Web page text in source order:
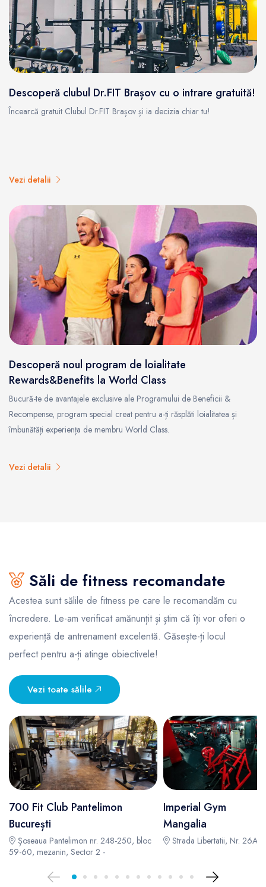
Descoperă clubul Dr.FIT Brașov cu o intrare gratuită!
Încearcă gratuit Clubul Dr.FIT Brașov și ia decizia chiar tu!
Vezi detalii
Descoperă noul program de loialitate
Rewards&Benefits la World Class
Bucură-te de avantajele exclusive ale Programului de Beneficii &
Recompense, program special creat pentru a-ți răsplăti loialitatea și
îmbunătăți experiența de membru World Class.
Vezi detalii
Săli de fitness recomandate
Acestea sunt sălile de fitness pe care le recomandăm cu
încredere. Le-am verificat amănunțit și știm că îți vor oferi o
experiență de antrenament excelentă. Găsește-ți locul
perfect pentru a-ți atinge obiectivele!
Vezi toate sălile
700 Fit Club Pantelimon
București
Șoseaua Pantelimon nr. 248-250, bloc
59-60, mezanin, Sector 2 -
Imperial Gym
Mangalia
Strada Libertatii, Nr. 26A -